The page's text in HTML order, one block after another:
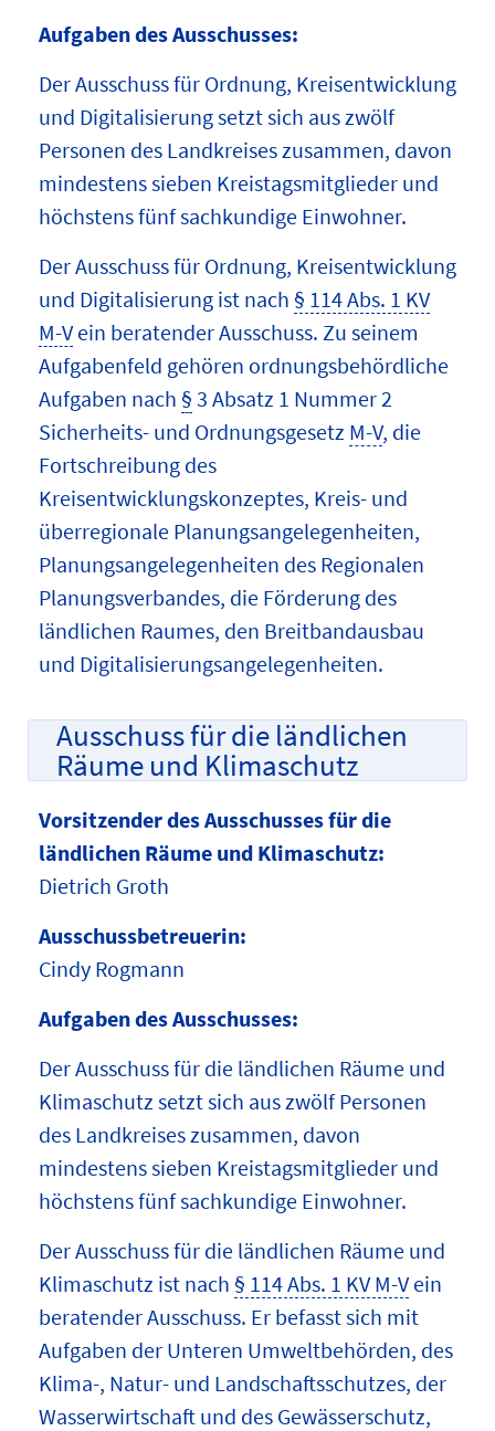
Aufgaben des Ausschusses:
Der Ausschuss für Ordnung, Kreisentwicklung
und Digitalisierung setzt sich aus zwölf
Personen des Landkreises zusammen, davon
mindestens sieben Kreistagsmitglieder und
höchstens fünf sachkundige Einwohner.
Der Ausschuss für Ordnung, Kreisentwicklung
und Digitalisierung ist nach § 114 Abs. 1 KV
M-Vein beratender Ausschuss. Zu seinem
Aufgabenfeld gehören ordnungsbehördliche
Aufgaben nach § 3 Absatz 1 Nummer 2
Sicherheits- und Ordnungsgesetz M-V, die
Fortschreibung des
Kreisentwicklungskonzeptes, Kreis- und
überregionale Planungsangelegenheiten,
Planungsangelegenheiten des Regionalen
Planungsverbandes, die Förderung des
ländlichen Raumes, den Breitbandausbau
und Digitalisierungsangelegenheiten.
Ausschuss für die ländlichen
Räume und Klimaschutz
Vorsitzender des Ausschusses für die
ländlichen Räume und Klimaschutz:
Dietrich Groth
Ausschussbetreuerin:
Cindy Rogmann
Aufgaben des Ausschusses:
Der Ausschuss für die ländlichen Räume und
Klimaschutz setzt sich aus zwölf Personen
des Landkreises zusammen, davon
mindestens sieben Kreistagsmitglieder und
höchstens fünf sachkundige Einwohner.
Der Ausschuss für die ländlichen Räume und
Klimaschutz ist nach § 114 Abs. 1 KV M-Vein
beratender Ausschuss. Er befasst sich mit
Aufgaben der Unteren Umweltbehörden, des
Klima-, Natur- und Landschaftsschutzes, der
Wasserwirtschaft und des Gewässerschutz,